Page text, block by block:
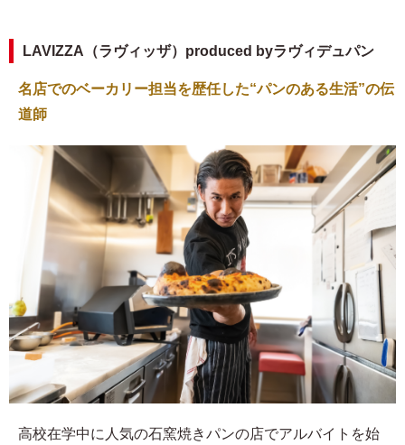
LAVIZZA（ラヴィッザ）produced byラヴィデュパン
名店でのベーカリー担当を歴任した“パンのある生活”の伝
道師
高校在学中に人気の石窯焼きパンの店でアルバイトを始